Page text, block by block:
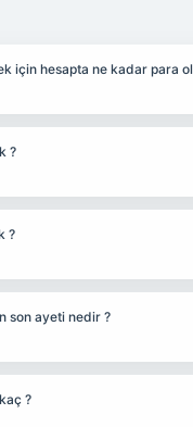
için hesapta ne kadar para
?
?
son ayeti nedir ?
?